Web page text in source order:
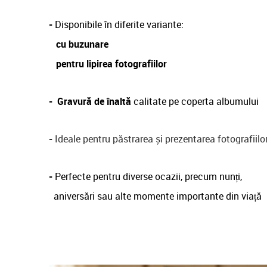
- Disponibile în diferite variante:
cu buzunare
pentru lipirea fotografiilor
- Gravură de înaltă calitate pe coperta albumului
- Ideale pentru păstrarea și prezentarea
- Perfecte pentru diverse ocazii, precum nunți,
aniversări sau alte momente importante din viață